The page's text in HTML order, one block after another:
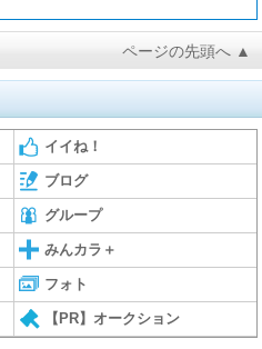
ページの先頭へ ▲
イイね！
ブログ
グループ
みんカラ＋
フォト
【PR】オークション